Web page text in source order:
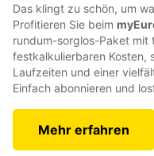
Das klingt zu schön, um
Profitieren Sie beim
rundum-sorglos-Paket mit
festkalkulierbaren Kosten,
Laufzeiten und einer
Einfach abonnieren und
Mehr erfahren